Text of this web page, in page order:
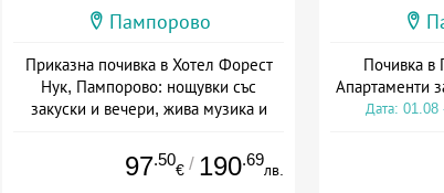
Пампорово
Приказна почивка в Хотел Форест
Нук, Пампорово: нощувки със
закуски и вечери, жива музика и
Дата: 04.03 - 30.11 + полупансион
97.50
€ / 190.69
лв.
Почивка в
Апартаменти
Дата: 01.08